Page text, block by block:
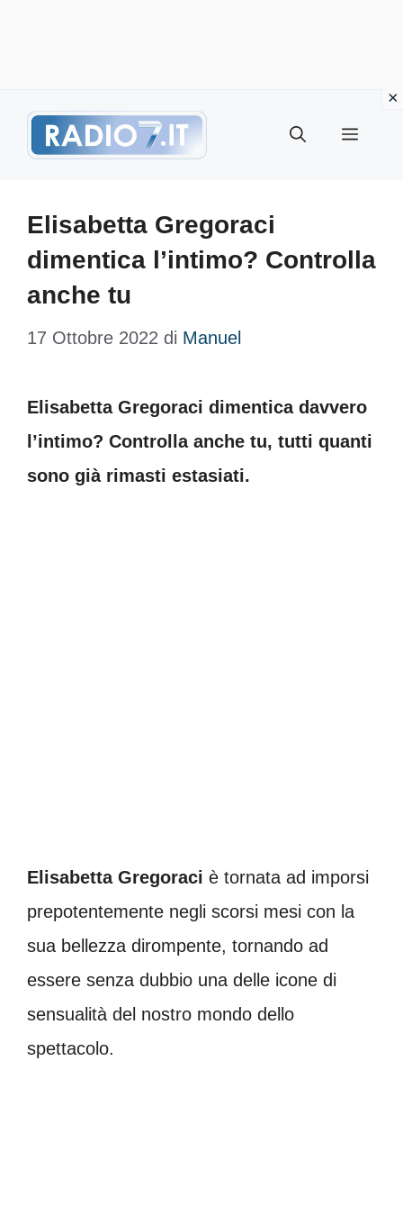
Menu
Elisabetta Gregoraci
dimentica l’intimo? Controlla
anche tu
17 Ottobre 2022 di Manuel
Elisabetta Gregoraci dimentica davvero
l’intimo? Controlla anche tu, tutti quanti
sono già rimasti estasiati.
Elisabetta Gregoraci è tornata ad imporsi
prepotentemente negli scorsi mesi con la
sua bellezza dirompente, tornando ad
essere senza dubbio una delle icone di
sensualità del nostro mondo dello
spettacolo.